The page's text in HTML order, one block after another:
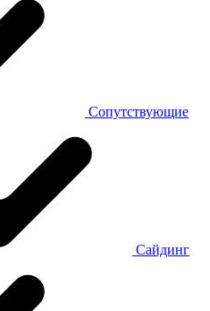
Сопутствующие
Сайдинг